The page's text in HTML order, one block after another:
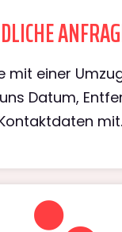
mit einer
Datum,
mit.